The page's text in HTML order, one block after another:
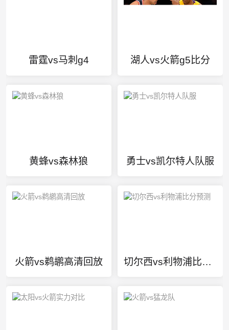
雷霆vs马刺g4 湖人vs火箭g5比分
黄蜂vs森林狼 勇士vs凯尔特人队服
火箭vs鹈鹕高清回放 切尔西vs利物浦比分预测